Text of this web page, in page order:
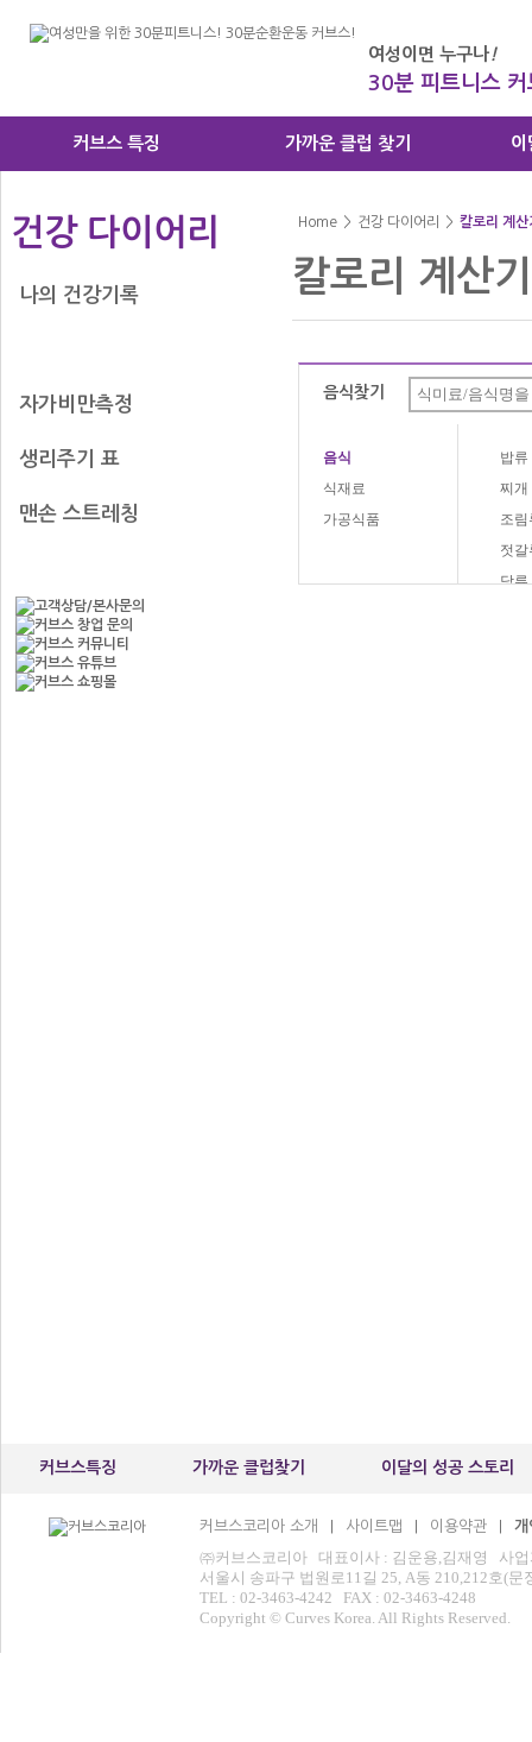
여성이면 누구나!
30분 피트니스 커
커브스 특징 가까운 클럽 찾기 이
건강 다이어리
나의 건강기록
자가비만측정
생리주기 표
맨손 스트레칭
Home > 건강 다이어리 > 칼로리 계산
칼로리 계산기
음식찾기
음식
식재료
가공식품
밥류
찌개
조림
젓갈
당류
커브스특징 가까운 클럽찾기 이달의 성공 스토리
커브스코리아 소개 사이트맵 이용약관 개
㈜커브스코리아 대표이사 : 김운용,김재영 사업
서울시 송파구 법원로11길 25, A동 210,212호(
TEL : 02-3463-4242 FAX : 02-3463-4248
Copyright © Curves Korea. All Rights Reserved.